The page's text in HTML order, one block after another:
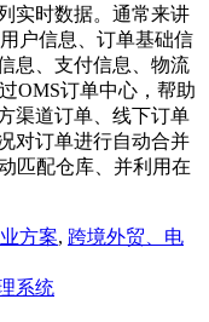
实时数据。通常来讲
户信息、订单基础信
息、支付信息、物流
OMS订单中心，帮助
渠道订单、线下订单
对订单进行自动合并
匹配仓库、并利用在
方案, 跨境外贸、电